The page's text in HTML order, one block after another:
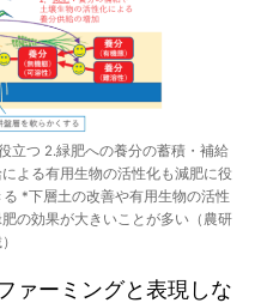
立つ 2.緑肥への養分の蓄積・補給
よる有用生物の活性化も減肥に役
*下層土の改善や有用生物の活性
の効果が大きいことが多い（農研
ァーミングと表現しな